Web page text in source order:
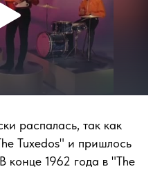
распалась, так как
Tuxedos" и пришлось
конце 1962 года в "The